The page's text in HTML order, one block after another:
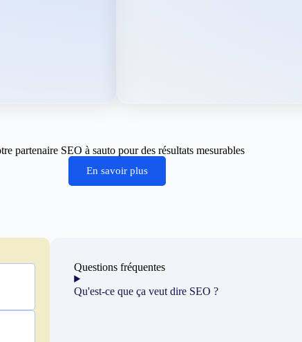
partenaire SEO à sauto pour des résultats mesurables
En savoir plus
Questions fréquentes
Qu'est-ce que ça veut dire SEO ?